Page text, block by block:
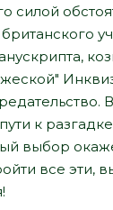
силой
к
выбор
все эти,